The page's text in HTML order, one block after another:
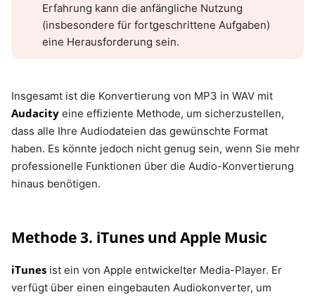
Erfahrung kann die anfängliche Nutzung
(insbesondere für fortgeschrittene Aufgaben)
eine Herausforderung sein.
Insgesamt ist die Konvertierung von MP3 in WAV mit
Audacity eine effiziente Methode, um sicherzustellen,
dass alle Ihre Audiodateien das gewünschte Format
haben. Es könnte jedoch nicht genug sein, wenn Sie mehr
professionelle Funktionen über die Audio-Konvertierung
hinaus benötigen.
Methode 3. iTunes und Apple Music
iTunes ist ein von Apple entwickelter Media-Player. Er
verfügt über einen eingebauten Audiokonverter, um